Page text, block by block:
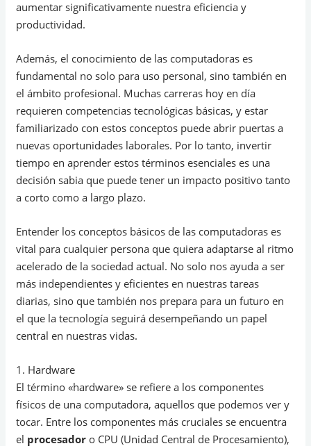
aumentar significativamente nuestra eficiencia y
productividad.
Además, el conocimiento de las computadoras es
fundamental no solo para uso personal, sino también en
el ámbito profesional. Muchas carreras hoy en día
requieren competencias tecnológicas básicas, y estar
familiarizado con estos conceptos puede abrir puertas a
nuevas oportunidades laborales. Por lo tanto, invertir
tiempo en aprender estos términos esenciales es una
decisión sabia que puede tener un impacto positivo tanto
a corto como a largo plazo.
Entender los conceptos básicos de las computadoras es
vital para cualquier persona que quiera adaptarse al ritmo
acelerado de la sociedad actual. No solo nos ayuda a ser
más independientes y eficientes en nuestras tareas
diarias, sino que también nos prepara para un futuro en
el que la tecnología seguirá desempeñando un papel
central en nuestras vidas.
1. Hardware
El término «hardware» se refiere a los componentes
físicos de una computadora, aquellos que podemos ver y
tocar. Entre los componentes más cruciales se encuentra
el procesador o CPU (Unidad Central de Procesamiento),